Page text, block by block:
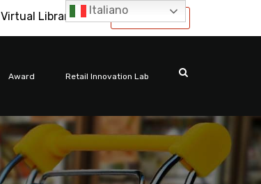
International
Virtual Library
Award Retail Innovation Lab
Italiano